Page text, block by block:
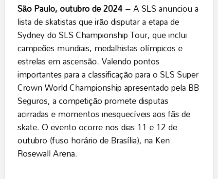
São Paulo, outubro de 2024– A SLS anunciou a
lista de skatistas que irão disputar a etapa de
Sydney do SLS Championship Tour, que inclui
campeões mundiais, medalhistas olímpicos e
estrelas em ascensão. Valendo pontos
importantes para a classificação para o SLS Super
Crown World Championship apresentado pela BB
Seguros, a competição promete disputas
acirradas e momentos inesquecíveis aos fãs de
skate. O evento ocorre nos dias 11 e 12 de
outubro (fuso horário de Brasília), na Ken
Rosewall Arena.